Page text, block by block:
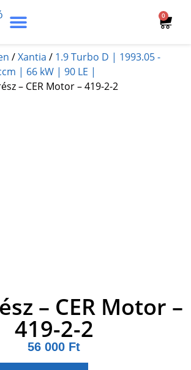
0
/Xantia / 1.9 Turbo D | 1993.05 -
| 66 kW | 90 LE |
– CER Motor – 419-2-2
– CER Motor –
419-2-2
56 000 Ft